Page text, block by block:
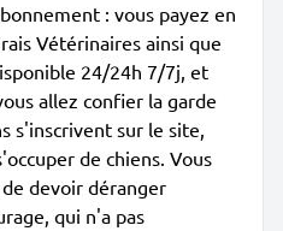
: vous payez en
Vétérinaires ainsi que
24/24h 7/7j, et
allez confier la garde
s'inscrivent sur le site,
de chiens. Vous
devoir déranger
qui n'a pas